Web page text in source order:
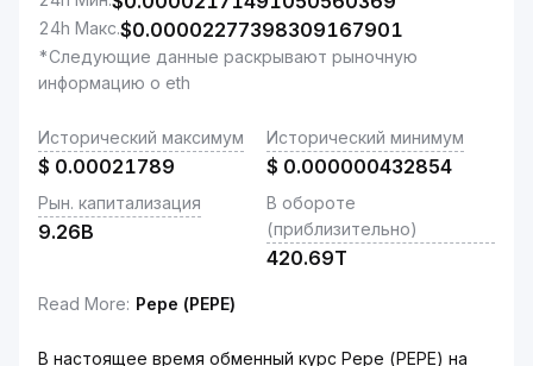
24h Макс.$0.00002277398309167901
*Следующие данные раскрывают рыночную
информацию о eth
Исторический максимум
$ 0.00021789
Исторический минимум
$ 0.000000432854
Рын. капитализация
9.26B
В обороте
(приблизительно)
420.69T
Read More: Pepe (PEPE)
В настоящее время обменный курс Pepe (PEPE) на